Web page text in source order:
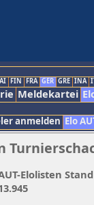
FIN FRA GER GRE INA
Meldekartei
anmelden Elo
Elolisten